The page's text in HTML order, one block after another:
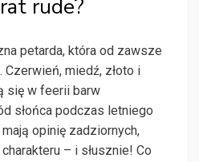
rude?
petarda, która od zawsze
Czerwień, miedź, złoto i
się w feerii barw
słońca podczas letniego
opinię zadziornych,
– i słusznie! Co